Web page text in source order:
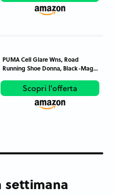
PUMA Cell Glare Wns, Road
Running Shoe Donna, Black-Mag...
Scopri l'offerta
settimana